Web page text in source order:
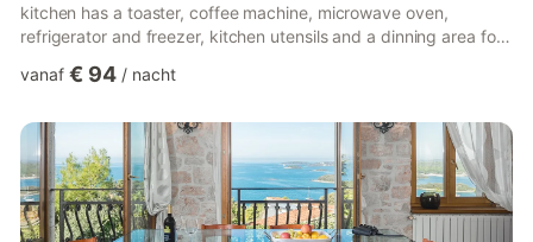
kitchen has a toaster, coffee machine, microwave oven,
refrigerator and freezer, kitchen utensils and a dinning area for
overlooking the garden, ideal for a breakfast. The guests have
The first beach is only few minutes away from the apartment.
The apartment is on the edge of the ci...
vanaf € 94 / nacht